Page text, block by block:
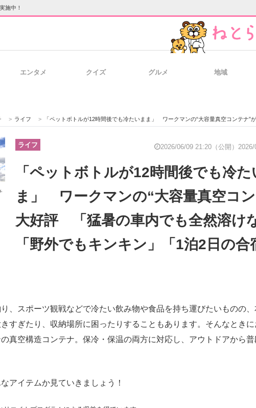
施中！
き方のヒント
IT製品の技術・比較・事例
者専門サイト 電子設計の基本と応用
エンタメ クイズ グルメ 地域
> ライフ > 「ペットボトルが12時間後でも冷たいまま」 ワークマンの“大容量真空コンテナ”が大好評 「猛暑の車内でも全然溶けない」「野外で
ライフ 2026/06/09 21:20（公開） 2026/
「ペットボトルが12時間後でも冷た
ま」 ワークマンの“大容量真空コ
大好評 「猛暑の車内でも全然溶け
「野外でもキンキン」「1泊2日の合
、スポーツ観戦などで冷たい飲み物や食品を持ち運びたいものの、
すぎたり、収納場所に困ったりすることもあります。そんなとき
真空構造コンテナ。保冷・保温の両方に対応し、アウトドアから
アイテムか見ていきましょう！